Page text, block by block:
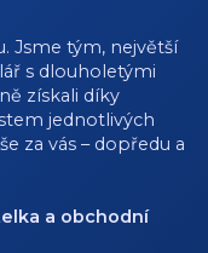
Jsme tým, největší
s dlouholetými
získali díky
jednotlivých
za vás – dopředu a
a obchodní